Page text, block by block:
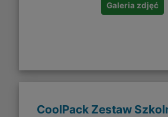
Galeria zdjęć
CoolPack Zestaw